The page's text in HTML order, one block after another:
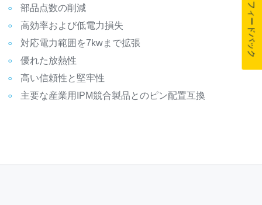
部品点数の削減
高効率および低電力損失
対応電力範囲を7kwまで拡張
優れた放熱性
高い信頼性と堅牢性
主要な産業用IPM競合製品とのピン配置互換
フィードバック